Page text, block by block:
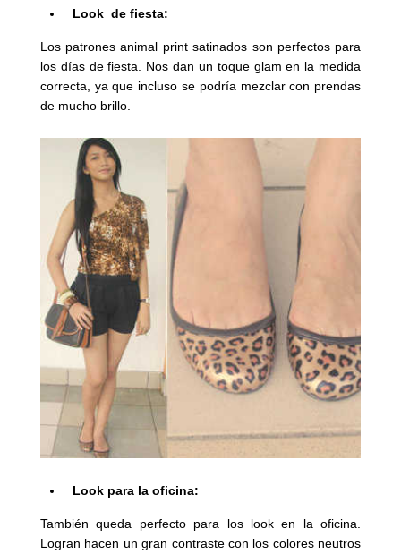
Look de fiesta:
Los patrones animal print satinados son perfectos para
los días de fiesta. Nos dan un toque glam en la medida
correcta, ya que incluso se podría mezclar con prendas
de mucho brillo.
Look para la oficina:
También queda perfecto para los look en la oficina.
Logran hacen un gran contraste con los colores neutros